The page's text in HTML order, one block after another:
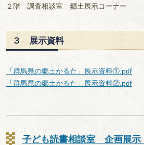
２階 調査相談室 郷土展示コーナー
３ 展示資料
「群馬県の郷土かるた」展示資料①.pdf
「群馬県の郷土かるた」展示資料②.pdf
子ども読書相談室 企画展